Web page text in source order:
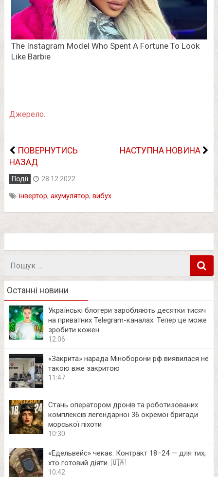
Джерело.
ПОВЕРНУТИСЬ
НАЗАД
НАСТУПНА НОВИНА
Події 28.12.2022
інвертор, акумулятор, вибух
Останні новини
Українські блогери заробляють десятки тисяч
на приватних Telegram-каналах. Тепер це може
зробити кожен
12:06
«Закрита» нарада Міноборони рф виявилася не
такою вже закритою
11:47
Стань оператором дронів та роботизованих
комплексів легендарної 36 окремої бригади
морської піхоти
10:30
«Едельвейс» чекає. Контракт 18–24 — для тих,
хто готовий діяти. 🇺🇦
10:42